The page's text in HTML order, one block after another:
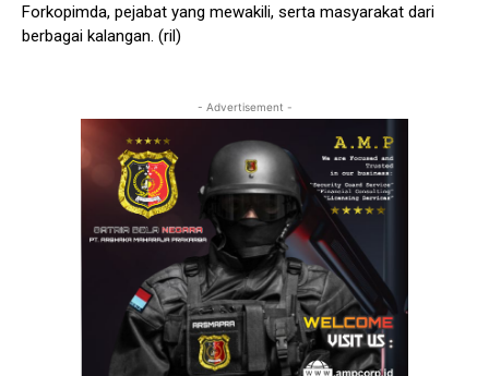
Forkopimda, pejabat yang mewakili, serta masyarakat dari
berbagai kalangan. (ril)
- Advertisement -